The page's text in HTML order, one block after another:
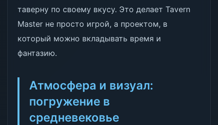
таверну по своему вкусу. Это делает Tavern
Master не просто игрой, а проектом, в
который можно вкладывать время и
фантазию.
Атмосфера и визуал:
погружение в
средневековье